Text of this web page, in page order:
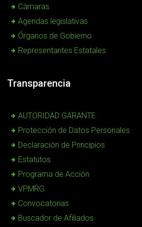
Cámaras
Agendas legislativas
Órganos de Gobierno
Representantes Estatales
Transparencia
AUTORIDAD GARANTE
Protección de Datos Personales
Declaración de Principios
Estatutos
Programa de Acción
VPMRG
Convocatorias
Buscador de Afiliados